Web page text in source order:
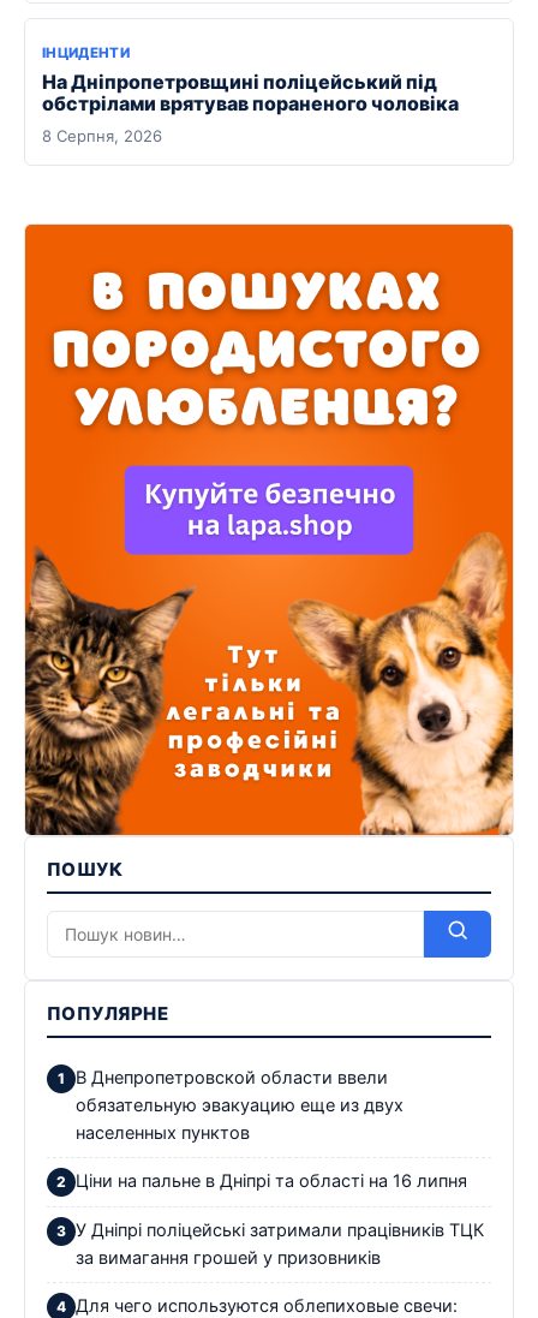
ІНЦИДЕНТИ
На Дніпропетровщині поліцейський під
обстрілами врятував пораненого чоловіка
8 Серпня, 2026
ПОШУК
ПОПУЛЯРНЕ
В Днепропетровской области ввели
обязательную эвакуацию еще из двух
населенных пунктов
Ціни на пальне в Дніпрі та області на 16 липня
У Дніпрі поліцейські затримали працівників ТЦК
за вимагання грошей у призовників
Для чего используются облепиховые свечи: